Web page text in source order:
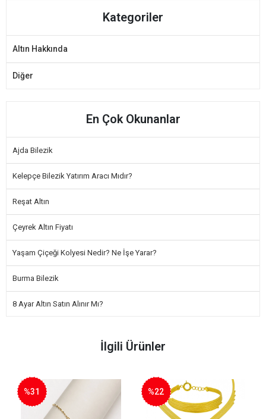
Kategoriler
Altın Hakkında
Diğer
En Çok Okunanlar
Ajda Bilezik
Kelepçe Bilezik Yatırım Aracı Mıdır?
Reşat Altın
Çeyrek Altın Fiyatı
Yaşam Çiçeği Kolyesi Nedir? Ne İşe Yarar?
Burma Bilezik
8 Ayar Altın Satın Alınır Mı?
İlgili Ürünler
%31 %22